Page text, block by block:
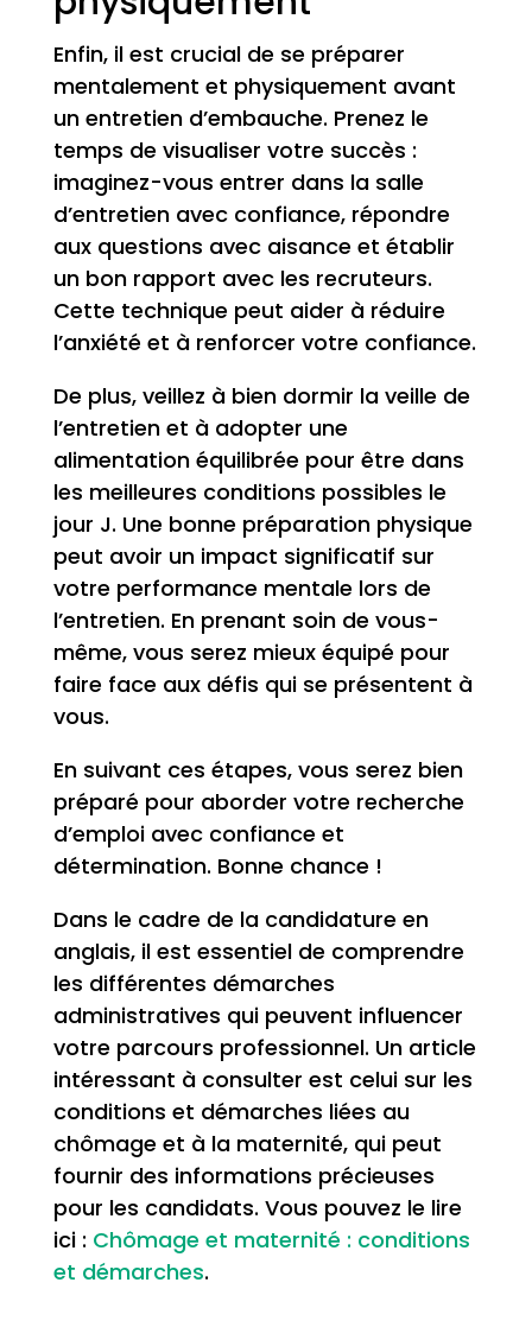
Enfin, il est crucial de se préparer
mentalement et physiquement avant
un entretien d’embauche. Prenez le
temps de visualiser votre succès :
imaginez-vous entrer dans la salle
d’entretien avec confiance, répondre
aux questions avec aisance et établir
un bon rapport avec les recruteurs.
Cette technique peut aider à réduire
l’anxiété et à renforcer votre confiance.
De plus, veillez à bien dormir la veille de
l’entretien et à adopter une
alimentation équilibrée pour être dans
les meilleures conditions possibles le
jour J. Une bonne préparation physique
peut avoir un impact significatif sur
votre performance mentale lors de
l’entretien. En prenant soin de vous-
même, vous serez mieux équipé pour
faire face aux défis qui se présentent à
vous.
En suivant ces étapes, vous serez bien
préparé pour aborder votre recherche
d’emploi avec confiance et
détermination. Bonne chance !
Dans le cadre de la candidature en
anglais, il est essentiel de comprendre
les différentes démarches
administratives qui peuvent influencer
votre parcours professionnel. Un article
intéressant à consulter est celui sur les
conditions et démarches liées au
chômage et à la maternité, qui peut
fournir des informations précieuses
pour les candidats. Vous pouvez le lire
ici : Chômage et maternité : conditions
et démarches.